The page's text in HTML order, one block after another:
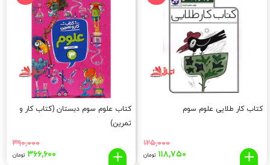
بود.
بود.
کتاب کار طلایی علوم سوم
۱۲۵,۰۰۰
قیمت
۱۱۸,۷۵۰ تومانقیمت
کتاب علوم سوم دبستان (کتاب کار و
تمرین)
۳۹۰,۰۰۰
قیمت
۳۶۶,۶۰۰ تومان